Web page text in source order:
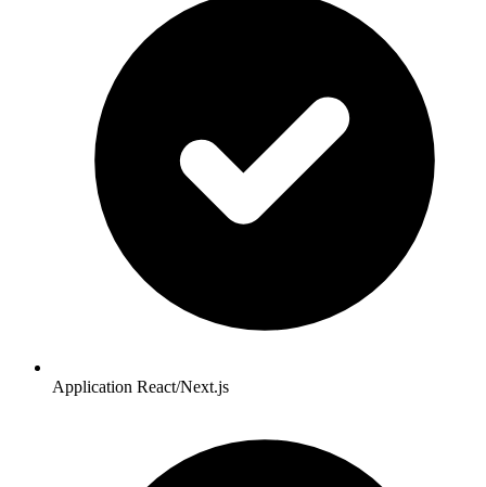
Application React/Next.js